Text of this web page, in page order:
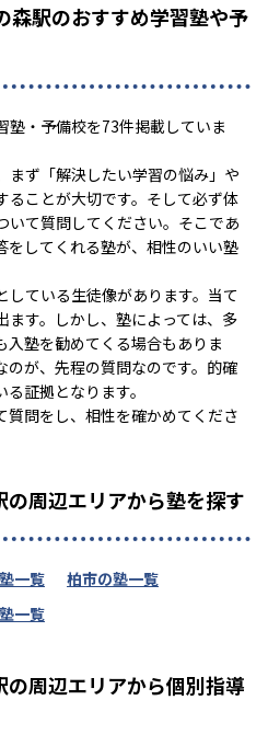
森駅のおすすめ学習塾や予
塾・予備校を73件掲載していま
まず「解決したい学習の悩み」や
ることが大切です。そして必ず体
いて質問してください。そこであ
をしてくれる塾が、相性のいい塾
ている生徒像があります。当て
ます。しかし、塾によっては、多
塾を勧めてくる場合もありま
のが、先程の質問なのです。的確
証拠となります。
質問をし、相性を確かめてくださ
周辺エリアから塾を探す
一覧
柏市の塾一覧
一覧
周辺エリアから個別指導